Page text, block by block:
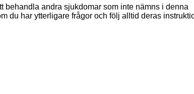
behandla andra sjukdomar som inte nämns i denna
du har ytterligare frågor och följ alltid deras